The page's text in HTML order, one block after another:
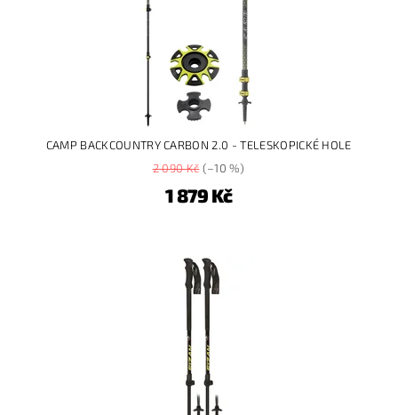
CAMP BACKCOUNTRY CARBON 2.0 - TELESKOPICKÉ HOLE
2 090 Kč(–10 %)
1 879 Kč